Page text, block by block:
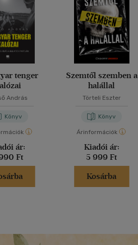
tenger
András
Könyv
ár:
Ft
Szemtől szemben a
halállal
Törteli Eszter
Könyv
Árinformációk
Kiadói ár:
5 999 Ft
Kosárba